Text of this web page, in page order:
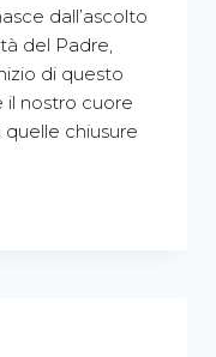
dall’ascolto
del Padre,
di questo
il nostro cuore
quelle chiusure